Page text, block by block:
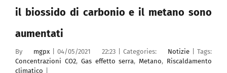
il biossido di carbonio e il metano sono
aumentati
By mgpx 04/05/2021 22:23 Categories: Notizie
Tags:
Concentrazioni CO2, Gas effetto serra,Metano, Riscaldamento
climatico